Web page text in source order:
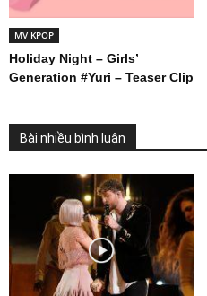
MV KPOP
Holiday Night – Girls’
Generation #Yuri – Teaser Clip
Bài nhiều bình luận